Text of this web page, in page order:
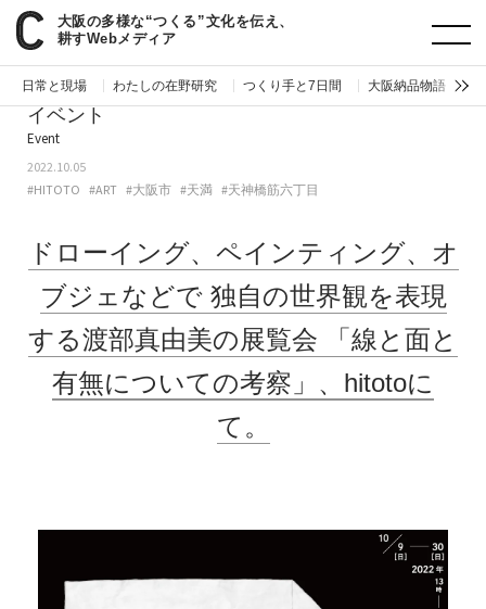
大阪の多様な“つくる”文化を伝え、
耕すWebメディア
日常と現場 わたしの在野研究 つくり手と7日間 大阪納品物語
paperC 今週のイベント
イベント
Event
2022.10.05
#HITOTO #ART #大阪市 #天満 #天神橋筋六丁目
ドローイング、ペインティング、オ
ブジェなどで独自の世界観を表現
する渡部真由美の展覧会 「線と面と
有無についての考察」、hitotoに
て。